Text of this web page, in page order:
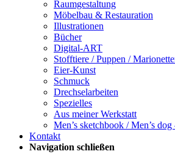
Raumgestaltung
Möbelbau & Restauration
Illustrationen
Bücher
Digital-ART
Stofftiere / Puppen /
Eier-Kunst
Schmuck
Drechselarbeiten
Spezielles
Aus meiner Werkstatt
Men’s sketchbook / Men’s
Kontakt
Navigation schließen